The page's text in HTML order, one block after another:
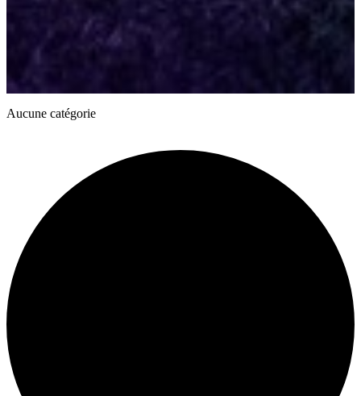
Aucune catégorie